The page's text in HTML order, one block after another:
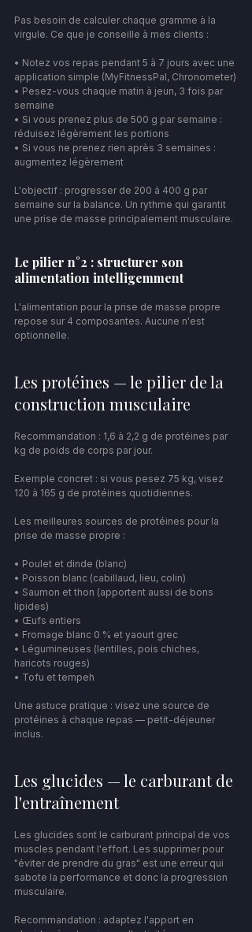
Pas besoin de calculer chaque gramme à la
virgule. Ce que je conseille à mes clients :
• Notez vos repas pendant 5 à 7 jours avec une
application simple (MyFitnessPal, Chronometer)
• Pesez-vous chaque matin à jeun, 3 fois par
semaine
• Si vous prenez plus de 500 g par semaine :
réduisez légèrement les portions
• Si vous ne prenez rien après 3 semaines :
augmentez légèrement
L'objectif : progresser de 200 à 400 g par
semaine sur la balance. Un rythme qui garantit
une prise de masse principalement musculaire.
Le pilier n°2 : structurer son
alimentation intelligemment
L'alimentation pour la prise de masse propre
repose sur 4 composantes. Aucune n'est
optionnelle.
Les protéines — le pilier de la
construction musculaire
Recommandation : 1,6 à 2,2 g de protéines par
kg de poids de corps par jour.
Exemple concret : si vous pesez 75 kg, visez
120 à 165 g de protéines quotidiennes.
Les meilleures sources de protéines pour la
prise de masse propre :
• Poulet et dinde (blanc)
• Poisson blanc (cabillaud, lieu, colin)
• Saumon et thon (apportent aussi de bons
lipides)
• Œufs entiers
• Fromage blanc 0 % et yaourt grec
• Légumineuses (lentilles, pois chiches,
haricots rouges)
• Tofu et tempeh
Une astuce pratique : visez une source de
protéines à chaque repas — petit-déjeuner
inclus.
Les glucides — le carburant de
l'entraînement
Les glucides sont le carburant principal de vos
muscles pendant l'effort. Les supprimer pour
"éviter de prendre du gras" est une erreur qui
sabote la performance et donc la progression
musculaire.
Recommandation : adaptez l'apport en